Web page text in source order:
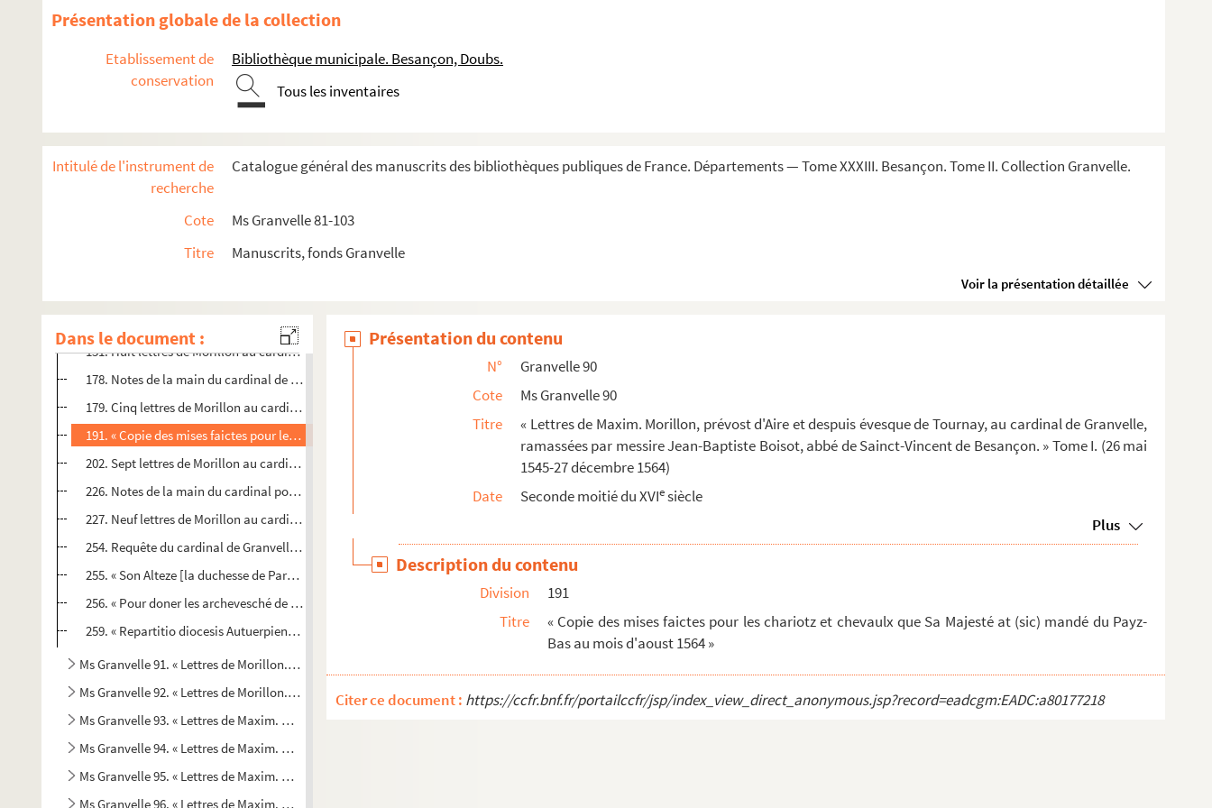
Présentation globale de la collection
Etablissement de
conservation
Bibliothèque municipale. Besançon, Doubs.
Tous les inventaires
Intitulé de l'instrument de
recherche
Catalogue général des manuscrits des bibliothèques publiques de France. Départements — Tome XXXIII. Besançon. Tome II. Collection Granvelle.
Cote
Ms Granvelle 81-103
Titre
Manuscrits, fonds Granvelle
Voir la présentation détaillée
Dans le document :
83. Morillon au cardinal de Granvelle. Bruxelles, 30 juin 1564
88. Morillon au cardinal de Granvelle. Bruxelles, 3 juillet 1564
92. Réponse, en latin, de l'Université de Louvain à S. A., qui demandait avis sur les décrets du concile...
112-4. « Messieurs de la Loy de... Bruxelles » à Madame la gouvernante. 27 juillet 1564. Copie
114. (Note de la main de Granvelle :) « ... touchant mon séjour par delà... » en juillet 1594
150. Requête à la duchesse de Parme pour la prier de « continuer la ferme du Granvivier... » (S. l. n. d....
151. Huit lettres de Morillon au cardinal de Granvelle. Louvain, 11 septembre 1564. Nombreux passages chi...
178. Notes de la main du cardinal de Granvelle pour faire ses réponses. 1564
179. Cinq lettres de Morillon au cardinal de Granvelle. Bruxelles, 19 octobre-13 novembre 1564
191. « Copie des mises faictes pour les chariotz et chevaulx que Sa Majesté at (sic) mandé du Payz-Bas au...
202. Sept lettres de Morillon au cardinal de Granvelle. Bruxelles, 18 novembre, et Saint-Amand, 27 décemb...
226. Notes de la main du cardinal pour répondre à Morillon. 21 janvier 1565
227. Neuf lettres de Morillon au cardinal de Granvelle. Bruxelles, 30 décembre 1564-1er avril 1565
254. Requête du cardinal de Granvelle au roi. Copie
255. « Son Alteze [la duchesse de Parme] à ceulx de Tournay pour l'exemption de la maison de Saint-Amand ...
256. « Pour doner les archevesché de Malines et évesché de Boisle-Duc ». Copie
259. « Repartitio diocesis Autuerpiensis. » 1564. Copie
Ms Granvelle 91. « Lettres de Morillon... T. II. » (25 avril-7 octobre 1565)
Ms Granvelle 92. « Lettres de Morillon... T. III. » (20 janvier-31 décembre 1566)
Ms Granvelle 93. « Lettres de Maxim. Morillon... T. IV. » (18 janvier-21 décembre 1567)
Ms Granvelle 94. « Lettres de Maxim. Morillon... T. V. » (4 janvier-19 décembre 1568)
Ms Granvelle 95. « Lettres de Maxim. Morillon... T. VI. » (2 janvier-21 novembre 1569)
Ms Granvelle 96. « Lettres de Maxim. Morillon... T. VII. » (6 janvier-31 décembre 1572)
Présentation du contenu
N°
Granvelle 90
Cote
Ms Granvelle 90
Titre
« Lettres de Maxim. Morillon, prévost d'Aire et despuis évesque de Tournay, au cardinal de Granvelle,
ramassées par messire Jean-Baptiste Boisot, abbé de Sainct-Vincent de Besançon. » Tome I. (26 mai
1545-27 décembre 1564)
Date
Seconde moitié du XVIesiècle
Plus
Description du contenu
Division
191
Titre
« Copie des mises faictes pour les chariotz et chevaulx que Sa Majesté at (sic) mandé du Payz-
Bas au mois d'aoust 1564 »
Citer ce document : https://ccfr.bnf.fr/portailccfr/jsp/index_view_direct_anonymous.jsp?record=eadcgm:EADC:a80177218